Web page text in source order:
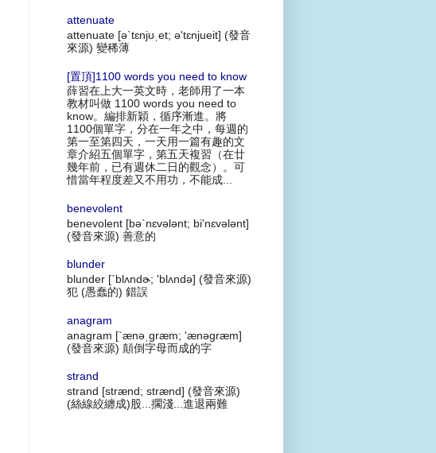
attenuate
attenuate [ə`tɛnjʊˌet; ə'tɛnjueit] (發音
來源) 變稀薄
[置頂]1100 words you need to know
薛習在上大一英文時，老師用了一本
教材叫做 1100 words you need to
know。編排新穎，循序漸進。將
1100個單字，分在一年之中，每週的
第一至第四天，一天用一篇有趣的文
章介紹五個單字，第五天複習（在廿
幾年前，已有週休二日的觀念）。可
惜當年程度差又不用功，不能成...
benevolent
benevolent [bə`nɛvələnt; bi'nɛvələnt]
(發音來源) 善意的
blunder
blunder [`blʌndɚ; 'blʌndə] (發音來源)
犯 (愚蠢的) 錯誤
anagram
anagram [`ænəˌgræm; 'ænəgræm]
(發音來源) 顛倒字母而成的字
strand
strand [strænd; strænd] (發音來源)
(絲線絞纏成)股...擱淺...進退兩難